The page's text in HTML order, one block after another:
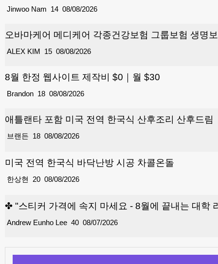
14
Jinwoo Nam 08/08/2026
오바마케어 메디케어 각종건강보험 그룹보험 생명
15
ALEX KIM 08/08/2026
8월 한정 웹사이트 제작비 $0｜월 $30
18
Brandon 08/08/2026
애틀랜타 포함 미국 전역 한국식 산후조리 산후드림
18
브랜든 08/08/2026
미국 전역 한국식 바닥난방 시공 차콜온돌
20
한상현 08/08/2026
✤ "스티커 가격에 속지 마세요 - 8월에 끝내는 대학
40
Andrew Eunho Lee 08/07/2026